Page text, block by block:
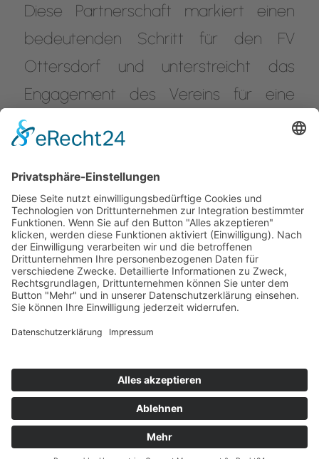
Diese Partnerschaft markiert einen
bedeutenden Schritt für den FV
Ottersdorf und unterstreicht das
Engagement des Vereins für eine
nachhaltige Zukunft. Der FV
Ottersdorf und NOAH freuen sich
gleichermaßen darauf, diese Reise
zusammen anzutreten und ein Beispiel
für andere Vereine zu sein, die sich für
Umweltschutz und ökologische
Nachhaltigkeit einsetzen.
© 2022 NOAH GmbH | Konzept, Design und Code by